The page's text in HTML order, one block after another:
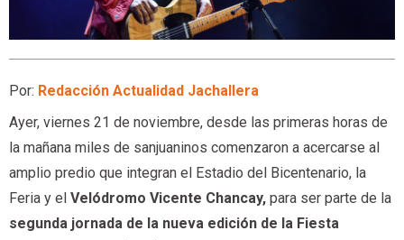
Por: Redacción Actualidad Jachallera
Ayer, viernes 21 de noviembre, desde las primeras horas de
la mañana miles de sanjuaninos comenzaron a acercarse al
amplio predio que integran el Estadio del Bicentenario, la
Feria y el Velódromo Vicente Chancay, para ser parte de la
segunda jornada de la nueva edición de la Fiesta